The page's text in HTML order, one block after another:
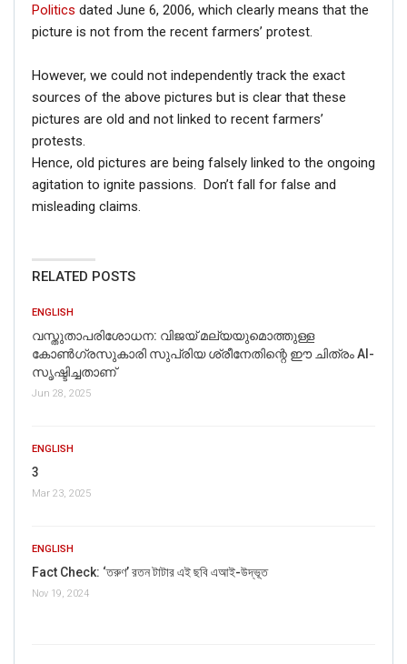
Politics dated June 6, 2006, which clearly means that the
picture is not from the recent farmers’ protest.
However, we could not independently track the exact
sources of the above pictures but is clear that these
pictures are old and not linked to recent farmers’
protests.
Hence, old pictures are being falsely linked to the ongoing
agitation to ignite passions. Don’t fall for false and
misleading claims.
RELATED POSTS
ENGLISH
വസ്തുതാപരിശോധന: വിജയ് മല്യയുമൊത്തുള്ള
കോൺഗ്രസുകാരി സുപ്രിയ ശ്രീനേതിന്റെ ഈ ചിത്രം AI-
സൃഷ്ടിച്ചതാണ്
Jun 28, 2025
ENGLISH
3
Mar 23, 2025
ENGLISH
Fact Check: ‘তরুণ’ রতন টাটার এই ছবি এআই-উদ্ভূত
Nov 19, 2024